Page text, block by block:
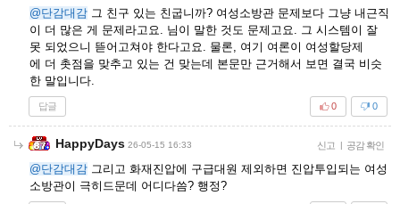
@단감대감 그 친구 있는 친굽니까? 여성소방관 문제보다 그냥 내근직
이 더 많은 게 문제라고요. 님이 말한 것도 문제고요. 그 시스템이 잘
못 되었으니 뜯어고쳐야 한다고요. 물론, 여기 여론이 여성할당제
에 더 촛점을 맞추고 있는 건 맞는데 본문만 근거해서 보면 결국 비슷
한 말입니다.
답글 0
0
HappyDays 26-05-15 16:33 신고 | 공감 확인
@단감대감 그리고 화재진압에 구급대원 제외하면 진압투입되는 여성
소방관이 극히드문데 어디다씀? 행정?